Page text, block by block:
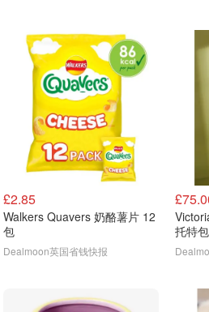
£2.85
Walkers Quavers 奶酪薯片 12
包
Dealmoon英国省钱快报
托特包